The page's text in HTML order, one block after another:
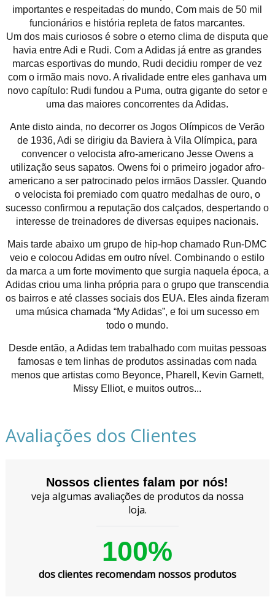
importantes e respeitadas do mundo, Com mais de 50 mil
funcionários e história repleta de fatos marcantes.
Um dos mais curiosos é sobre o eterno clima de disputa que
havia entre Adi e Rudi. Com a Adidas já entre as grandes
marcas esportivas do mundo, Rudi decidiu romper de vez
com o irmão mais novo. A rivalidade entre eles ganhava um
novo capítulo: Rudi fundou a Puma, outra gigante do setor e
uma das maiores concorrentes da Adidas.
Ante disto ainda, no decorrer os Jogos Olímpicos de Verão
de 1936, Adi se dirigiu da Baviera à Vila Olímpica, para
convencer o velocista afro-americano Jesse Owens a
utilização seus sapatos. Owens foi o primeiro jogador afro-
americano a ser patrocinado pelos irmãos Dassler. Quando
o velocista foi premiado com quatro medalhas de ouro, o
sucesso confirmou a reputação dos calçados, despertando o
interesse de treinadores de diversas equipes nacionais.
Mais tarde abaixo um grupo de hip-hop chamado Run-DMC
veio e colocou Adidas em outro nível. Combinando o estilo
da marca a um forte movimento que surgia naquela época, a
Adidas criou uma linha própria para o grupo que transcendia
os bairros e até classes sociais dos EUA. Eles ainda fizeram
uma música chamada “My Adidas”, e foi um sucesso em
todo o mundo.
Desde então, a Adidas tem trabalhado com muitas pessoas
famosas e tem linhas de produtos assinadas com nada
menos que artistas como Beyonce, Pharell, Kevin Garnett,
Missy Elliot, e muitos outros...
Avaliações dos Clientes
Nossos clientes falam por nós!
veja algumas avaliações de produtos da nossa
loja.
100%
dos clientes recomendam nossos produtos